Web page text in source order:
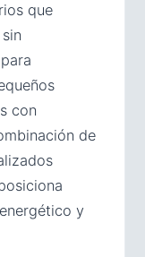
que
con
de
y